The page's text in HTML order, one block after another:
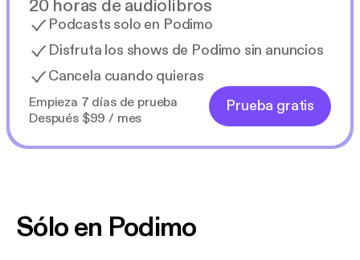
20 horas de audiolibros
Podcasts solo en Podimo
Disfruta los shows de Podimo sin anuncios
Cancela cuando quieras
Empieza 7 días de prueba
Después $99 / mes
Prueba gratis
Sólo en Podimo